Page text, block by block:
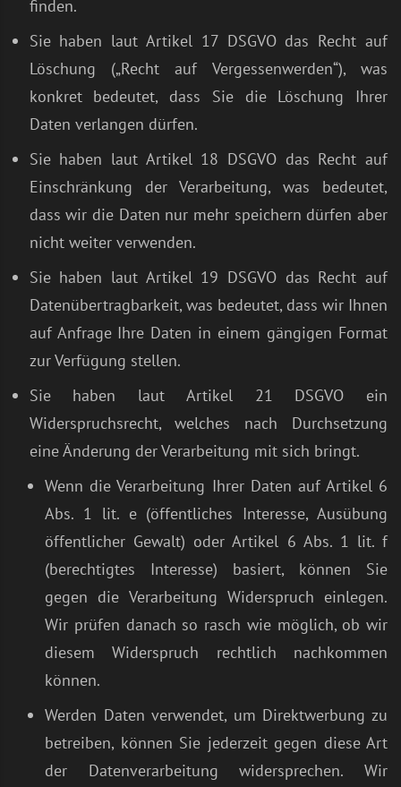
finden.
Sie haben laut Artikel 17 DSGVO das Recht auf
Löschung („Recht auf Vergessenwerden“), was
konkret bedeutet, dass Sie die Löschung Ihrer
Daten verlangen dürfen.
Sie haben laut Artikel 18 DSGVO das Recht auf
Einschränkung der Verarbeitung, was bedeutet,
dass wir die Daten nur mehr speichern dürfen aber
nicht weiter verwenden.
Sie haben laut Artikel 19 DSGVO das Recht auf
Datenübertragbarkeit, was bedeutet, dass wir Ihnen
auf Anfrage Ihre Daten in einem gängigen Format
zur Verfügung stellen.
Sie haben laut Artikel 21 DSGVO ein
Widerspruchsrecht, welches nach Durchsetzung
eine Änderung der Verarbeitung mit sich bringt.
Wenn die Verarbeitung Ihrer Daten auf Artikel 6
Abs. 1 lit. e (öffentliches Interesse, Ausübung
öffentlicher Gewalt) oder Artikel 6 Abs. 1 lit. f
(berechtigtes Interesse) basiert, können Sie
gegen die Verarbeitung Widerspruch einlegen.
Wir prüfen danach so rasch wie möglich, ob wir
diesem Widerspruch rechtlich nachkommen
können.
Werden Daten verwendet, um Direktwerbung zu
betreiben, können Sie jederzeit gegen diese Art
der Datenverarbeitung widersprechen. Wir